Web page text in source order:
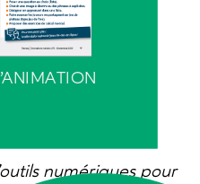
numériques pour